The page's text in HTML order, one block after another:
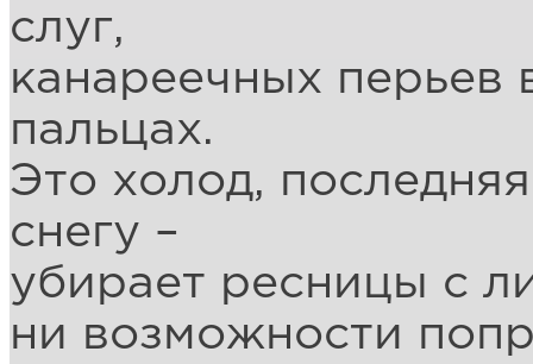
слуг,
канареечных перьев
пальцах.
Это холод,
снегу –
убирает ресницы с
ни возможности